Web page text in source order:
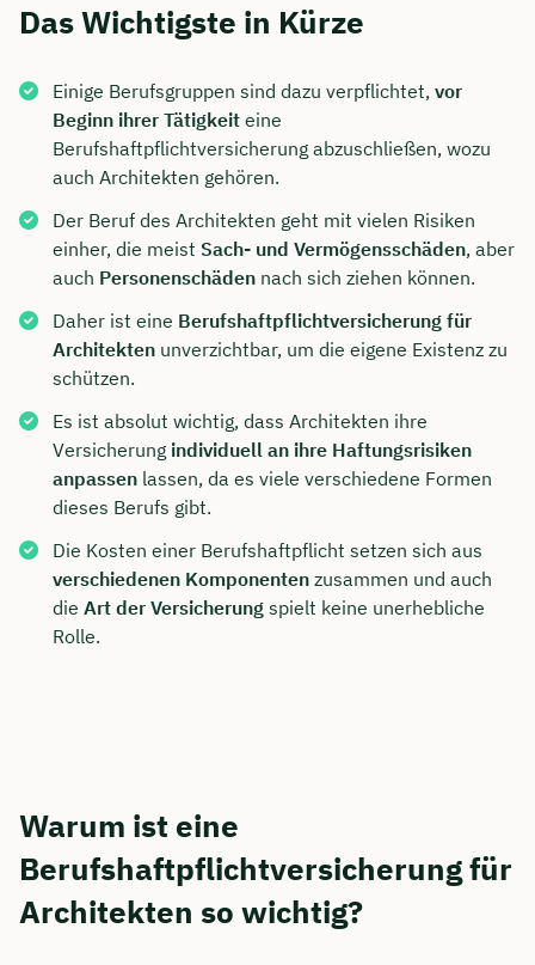
Das Wichtigste in Kürze
Einige Berufsgruppen sind dazu verpflichtet, vor
Beginn ihrer Tätigkeit eine
Berufshaftpflichtversicherung abzuschließen, wozu
auch Architekten gehören.
Der Beruf des Architekten geht mit vielen Risiken
einher, die meist Sach- und Vermögensschäden, aber
auch Personenschäden nach sich ziehen können.
Daher ist eine Berufshaftpflichtversicherung für
Architekten unverzichtbar, um die eigene Existenz zu
schützen.
Es ist absolut wichtig, dass Architekten ihre
Versicherung individuell an ihre Haftungsrisiken
anpassen lassen, da es viele verschiedene Formen
dieses Berufs gibt.
Die Kosten einer Berufshaftpflicht setzen sich aus
verschiedenen Komponenten zusammen und auch
die Art der Versicherung spielt keine unerhebliche
Rolle.
Warum ist eine
Berufshaftpflichtversicherung für
Architekten so wichtig?